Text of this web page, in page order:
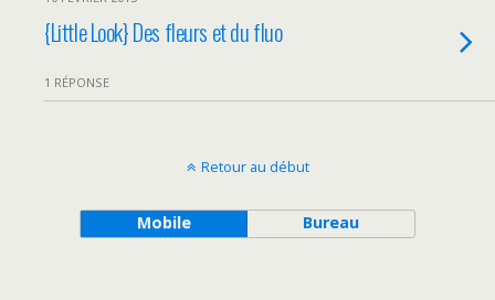
{Little Look} Des fleurs et du fluo
1 RÉPONSE
Retour au début
Mobile Bureau